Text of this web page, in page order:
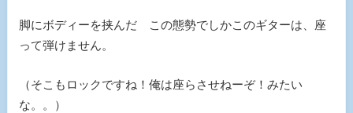
脚にボディーを挟んだ この態勢でしかこのギターは、座
って弾けません。
（そこもロックですね！俺は座らさせねーぞ！みたい
な。。）